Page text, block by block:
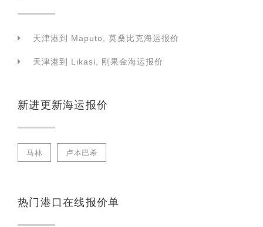
天津港到 Maputo, 莫桑比克海运报价
天津港到 Likasi, 刚果金海运报价
新进更新海运报价
马林 卢本巴希
热门港口在线报价单